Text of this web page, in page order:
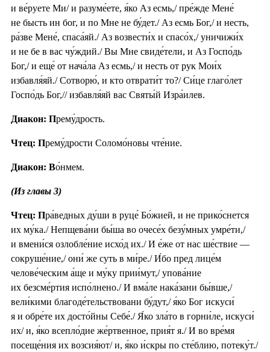
и ве́руете Ми/ и разуме́ете, я́ко Аз есмь,/ пре́жде Мене́
не бысть ин бог, и по Мне не бу́дет./ Аз есмь Бог,/ и несть,
ра́зве Мене́, спаса́яй./ Аз возвести́х и спасо́х,/ уничижи́х
и не бе в вас чу́ждий./ Вы Мне свиде́тели, и Аз Госпо́дь
Бог,/ и еще́ от нача́ла Аз есмь,/ и несть от рук Мои́х
избавля́яй./ Сотворю́, и кто отврати́т то?/ Си́це глаго́лет
Госпо́дь Бог,// избавля́яй вас Святы́й Изра́илев.
Диакон: Прему́дрость.
Чтец: Прему́дрости Соломо́новы чте́ние.
Диакон: Во́нмем.
(Из главы 3)
Чтец: Пра́ведных ду́ши в руце́ Бо́жией, и не прико́снется
их му́ка./ Непщева́ни бы́ша во очесе́х безу́мных умре́ти,/
и вмени́ся озлобле́ние исхо́д их./ И е́же от нас ше́ствие —
сокруше́ние,/ они́ же суть в ми́ре./ И́бо пред лице́м
челове́ческим а́ще и му́ку прии́мут,/ упова́ние
их безсме́ртия испо́лнено./ И вма́ле нака́зани бы́вше,/
вели́кими благоде́тельствовани бу́дут,/ я́ко Бог искуси́
я и обре́те их досто́йны Себе́./ Я́ко зла́то в горни́ле, искуси́
их/ и, я́ко всепло́дие же́ртвенное, прия́т я./ И во вре́мя
посеще́ния их возсия́ют/ и, я́ко и́скры по сте́блию, потеку́т./